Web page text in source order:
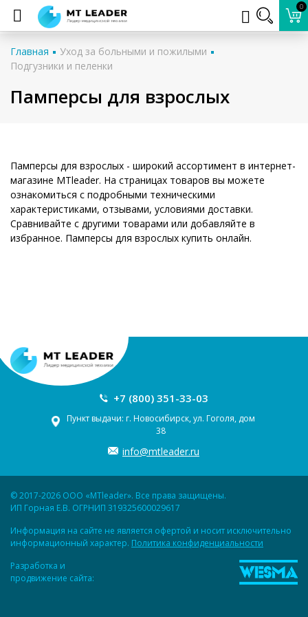
0
Главная
Уход за больными и пожилыми
Подгузники и пеленки
Памперсы для взрослых
Памперсы для взрослых - широкий ассортимент в интернет-
магазине MTleader. На страницах товаров вы можете
ознакомиться с подробными техническими
характеристиками, отзывами, условиями доставки.
Сравнивайте с другими товарами или добавляйте в
избранное. Памперсы для взрослых купить онлайн.
+7 (800) 351-33-03
Пункт выдачи: г. Новосибирск, ул. Гоголя, дом
38
info@mtleader.ru
© 2017-2026 ООО «MTleader». Все права защищены.
ИП Горная Е.В. ОГРНИП 319325600029617
Информация на сайте не является офертой и носит исключительно
информационный характер. Политика конфиденциальности
Разработка и
продвижение сайта: